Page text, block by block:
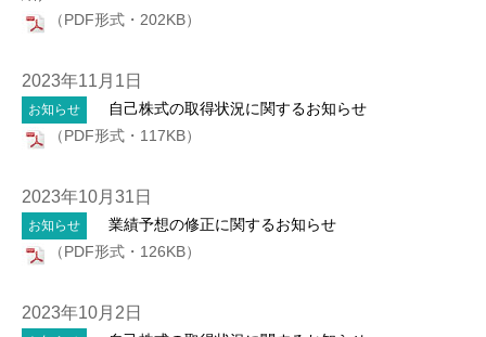
（PDF形式・202KB）
2023年11月1日
お知らせ
自己株式の取得状況に関するお知らせ
（PDF形式・117KB）
2023年10月31日
お知らせ
業績予想の修正に関するお知らせ
（PDF形式・126KB）
2023年10月2日